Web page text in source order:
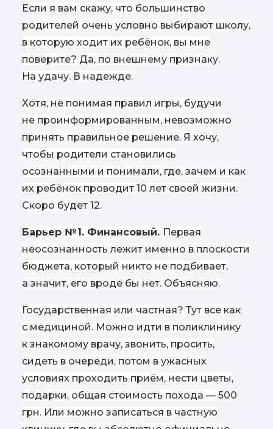
Если я вам скажу, что большинство
родителей очень условно выбирают школу,
в которую ходит их ребёнок, вы мне
поверите? Да, по внешнему признаку.
На удачу. В надежде.
Хотя, не понимая правил игры, будучи
не проинформированным, невозможно
принять правильное решение. Я хочу,
чтобы родители становились
осознанными и понимали, где, зачем и как
их ребёнок проводит 10 лет своей жизни.
Скоро будет 12.
Барьер № 1. Финансовый. Первая
неосознанность лежит именно в плоскости
бюджета, который никто не подбивает,
а значит, его вроде бы нет. Объясняю.
Государственная или частная? Тут все как
с медициной. Можно идти в поликлинику
к знакомому врачу, звонить, просить,
сидеть в очереди, потом в ужасных
условиях проходить приём, нести цветы,
подарки, общая стоимость похода — 500
грн. Или можно записаться в частную